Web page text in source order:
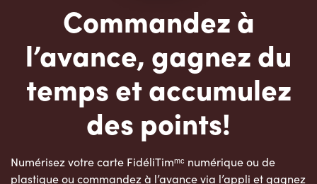
Commandez à
l’avance, gagnez du
temps et accumulez
des points!
Numérisez votre carte FidéliTimᵐᶜ numérique ou de
plastique ou commandez à l’avance via l’appli et gagnez